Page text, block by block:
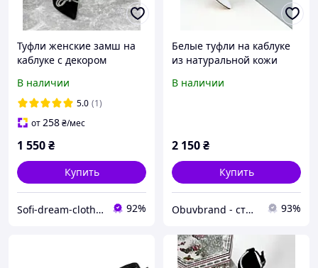
Туфли женские замш на
каблуке с декором
В наличии
5.0 (1)
от258₴/мес
1 550₴
Купить
Sofi-dream-clothes 92%
Белые туфли на каблуке
из натуральной кожи
В наличии
2 150₴
Купить
Obuvbrand - стильная женская обувь 93%